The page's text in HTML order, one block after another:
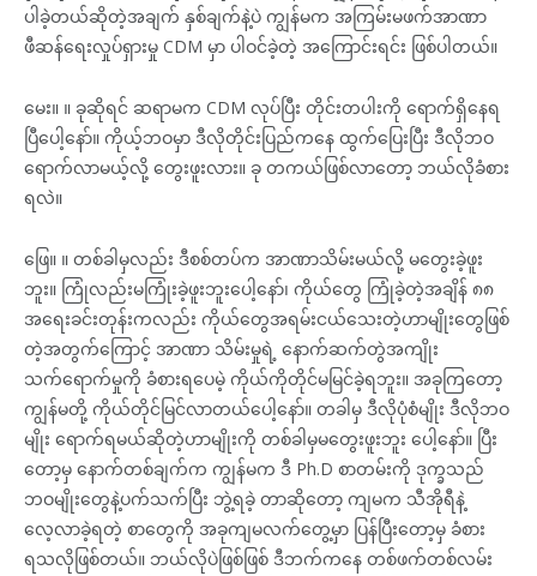
ပါခဲ့တယ်ဆိုတဲ့အချက် နှစ်ချက်နဲ့ပဲ ကျွန်မက အကြမ်းမဖက်အာဏာ
ဖီဆန်ရေးလှုပ်ရှားမှု CDM မှာ ပါဝင်ခဲ့တဲ့ အကြောင်းရင်း ဖြစ်ပါတယ်။
မေး။ ။ ခုဆိုရင် ဆရာမက CDM လုပ်ပြီး တိုင်းတပါးကို ရောက်ရှိနေရ
ပြီပေါ့နော်။ ကိုယ့်ဘဝမှာ ဒီလိုတိုင်းပြည်ကနေ ထွက်ပြေးပြီး ဒီလိုဘဝ
ရောက်လာမယ့်လို့ တွေးဖူးလား။ ခု တကယ်ဖြစ်လာတော့ ဘယ်လိုခံစား
ရလဲ။
ဖြေ။ ။ တစ်ခါမှလည်း ဒီစစ်တပ်က အာဏာသိမ်းမယ်လို့ မတွေးခဲ့ဖူး
ဘူး။ ကြုံလည်းမကြုံးခဲ့ဖူးဘူးပေါ့နော်၊ ကိုယ်တွေ ကြုံခဲ့တဲ့အချိန် ၈၈
အရေးခင်းတုန်းကလည်း ကိုယ်တွေအရမ်းငယ်သေးတဲ့ဟာမျိုးတွေဖြစ်
တဲ့အတွက်ကြောင့် အာဏာ သိမ်းမှုရဲ့ နောက်ဆက်တွဲအကျိုး
သက်ရောက်မှုကို ခံစားရပေမဲ့ ကိုယ်ကိုတိုင်မမြင်ခဲ့ရဘူး။ အခုကြတော့
ကျွန်မတို့ ကိုယ်တိုင်မြင်လာတယ်ပေါ့နော်။ တခါမှ ဒီလိုပုံစံမျိုး ဒီလိုဘဝ
မျိုး ရောက်ရမယ်ဆိုတဲ့ဟာမျိုးကို တစ်ခါမှမတွေးဖူးဘူး ပေါ့နော်။ ပြီး
တော့မှ နောက်တစ်ချက်က ကျွန်မက ဒီ Ph.D စာတမ်းကို ဒုက္ခသည်
ဘဝမျိုးတွေနဲ့ပက်သက်ပြီး ဘွဲ့ရခဲ့ တာဆိုတော့ ကျမက သီအိုရီနဲ့
လေ့လာခဲ့ရတဲ့ စာတွေကို အခုကျမလက်တွေ့မှာ ပြန်ပြီးတော့မှ ခံစား
ရသလိုဖြစ်တယ်။ ဘယ်လိုပဲဖြစ်ဖြစ် ဒီဘက်ကနေ တစ်ဖက်တစ်လမ်း